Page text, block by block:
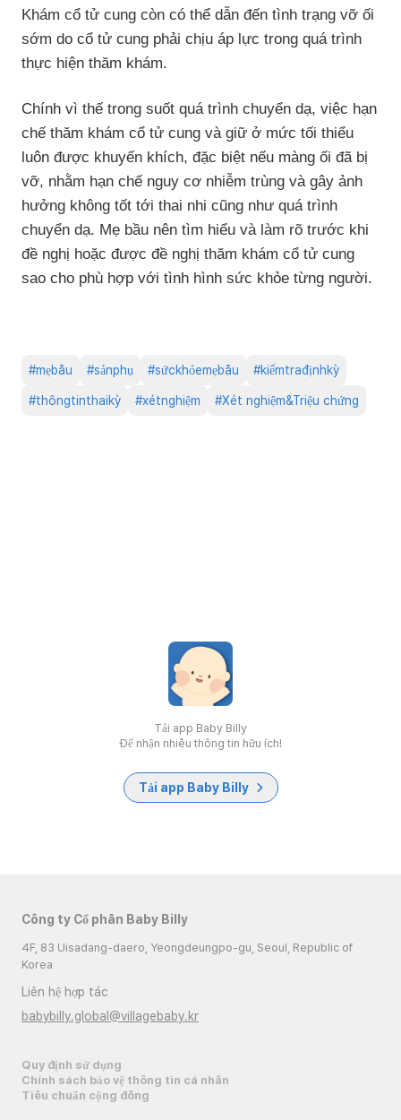
Khám cổ tử cung còn có thể dẫn đến tình trạng vỡ ối
sớm do cổ tử cung phải chịu áp lực trong quá trình
thực hiện thăm khám.
Chính vì thế trong suốt quá trình chuyển dạ, việc hạn
chế thăm khám cổ tử cung và giữ ở mức tối thiểu
luôn được khuyến khích, đặc biệt nếu màng ối đã bị
vỡ, nhằm hạn chế nguy cơ nhiễm trùng và gây ảnh
hưởng không tốt tới thai nhi cũng như quá trình
chuyển dạ. Mẹ bầu nên tìm hiểu và làm rõ trước khi
đề nghị hoặc được đề nghị thăm khám cổ tử cung
sao cho phù hợp với tình hình sức khỏe từng người.
#mẹbầu #sảnphụ #sứckhỏemẹbầu #kiểmtrađịnhkỳ
#thôngtinthaikỳ #xétnghiệm #Xét nghiệm&Triệu chứng
Tải app Baby Billy
Để nhận nhiều thông tin hữu ích!
Tải app Baby Billy
Công ty Cổ phần Baby Billy
4F, 83 Uisadang-daero, Yeongdeungpo-gu, Seoul, Republic of
Korea
Liên hệ hợp tác
babybilly.global@villagebaby.kr
Quy định sử dụng
Chính sách bảo vệ thông tin cá nhân
Tiêu chuẩn cộng đồng